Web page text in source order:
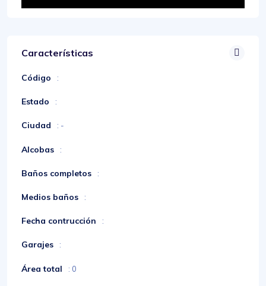
Características
Código :
Estado :
Ciudad : -
Alcobas :
Baños completos :
Medios baños :
Fecha contrucción :
Garajes :
Área total : 0